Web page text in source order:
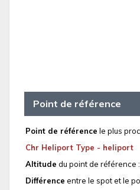
Point de référence
Point de référence le plus
Chr Heliport Type - heliport
Altitude du point de référence
Différence entre le spot et le